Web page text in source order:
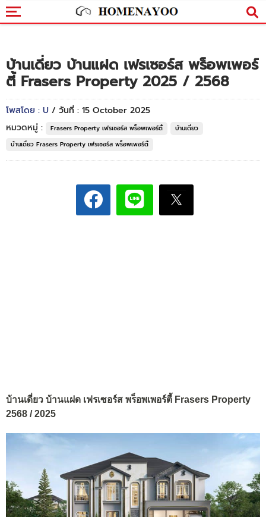
บ้านเดี่ยว บ้านแฝด เฟรเซอร์ส พร็อพเพอร์
ตี้ Frasers Property 2025 / 2568
โพสโดย : U / วันที่ : 15 October 2025
หมวดหมู่ :
Frasers Property เฟรเซอร์ส พร็อพเพอร์ตี้
บ้านเดี่ยว
บ้านเดี่ยว Frasers Property เฟรเซอร์ส พร็อพเพอร์ตี้
บ้านเดี่ยว บ้านแฝด เฟรเซอร์ส พร็อพเพอร์ตี้ Frasers Property
2568 / 2025